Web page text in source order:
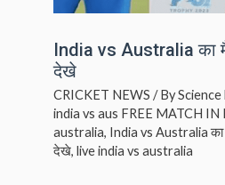
India vs Australia का
देखे
CRICKET NEWS / By
india vs aus FREE MATCH IN
australia, India vs Australia
देखे, live india vs australia